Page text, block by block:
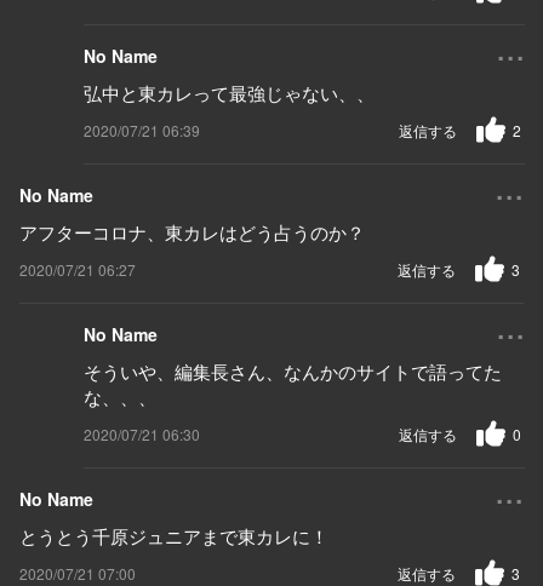
No Name ...
弘中と東カレって最強じゃない、、
2020/07/21 06:39 2
返信する
No Name ...
アフターコロナ、東カレはどう占うのか？
2020/07/21 06:27 3
返信する
No Name ...
そういや、編集長さん、なんかのサイトで語ってた
な、、、
2020/07/21 06:30 0
返信する
No Name ...
とうとう千原ジュニアまで東カレに！
2020/07/21 07:00 3
返信する